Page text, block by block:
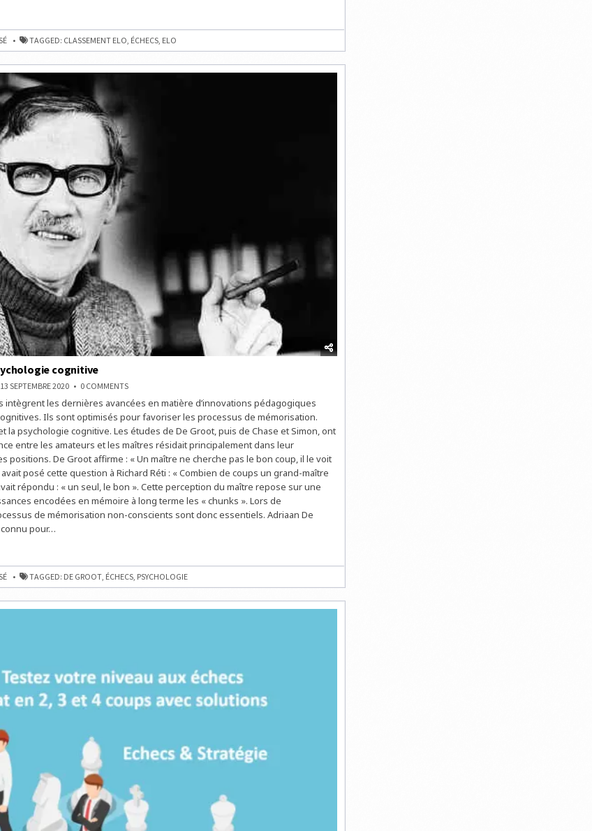
TAGGED: CLASSEMENT ELO, ÉCHECS, ELO
cognitive
13 SEPTEMBRE 2020 0 COMMENTSON
ÉCHECS
LA
PSYCHOLOGIE
COGNITIVE
intègrent les dernières avancées en matière d’innovations pédagogiques
Ils sont optimisés pour favoriser les processus de mémorisation.
la psychologie cognitive. Les études de De Groot, puis de Chase et Simon, ont
entre les amateurs et les maîtres résidait principalement dans leur
positions. De Groot affirme : « Un maître ne cherche pas le bon coup, il le voit
posé cette question à Richard Réti : « Combien de coups un grand-maître
répondu : « un seul, le bon ». Cette perception du maître repose sur une
encodées en mémoire à long terme les « chunks ». Lors de
de mémorisation non-conscients sont donc essentiels. Adriaan De
connu pour…
TAGGED: DE GROOT, ÉCHECS, PSYCHOLOGIE